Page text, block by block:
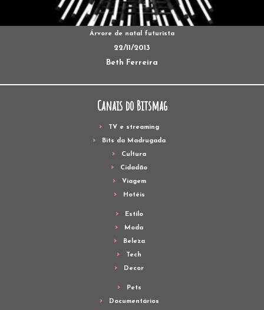
Árvore de natal futurista
22/11/2013
Beth Ferreira
Canais do Bitsmag
TV e streaming
Bits da Madrugada
Cultura
Cidadão
Viagem
Hotéis
Estilo
Moda
Beleza
Tech
Decor
Pets
Documentários